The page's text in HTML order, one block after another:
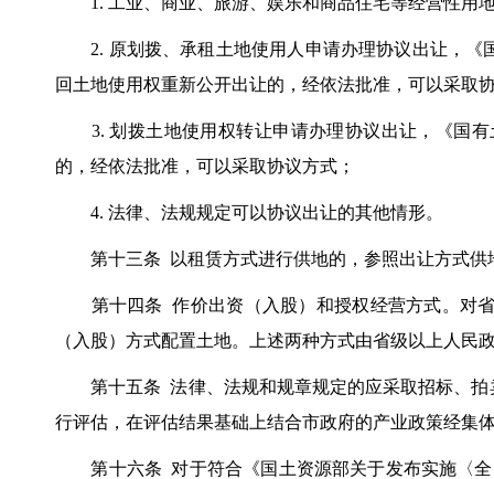
2. 原划拨、承租土地使用人申请办理协议出让，《
回土地使用权重新公开出让的，经依法批准，可以采取
3. 划拨土地使用权转让申请办理协议出让，《国有
的，经依法批准，可以采取协议方式；
4. 法律、法规规定可以协议出让的其他情形。
第十三条 以租赁方式进行供地的，参照出让方式供
第十四条 作价出资（入股）和授权经营方式。对省
（入股）方式配置土地。上述两种方式由省级以上人民
第十五条 法律、法规和规章规定的应采取招标、拍
行评估，在评估结果基础上结合市政府的产业政策经集
第十六条 对于符合《国土资源部关于发布实施〈全